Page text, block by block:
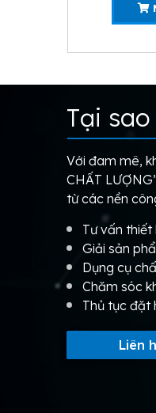
Tại
Với đam mê,
CHẤT
từ các nền
Tư vấn thiết
Giải sản
Dụng cụ
Chăm sóc
Thủ tục đặt
Liên